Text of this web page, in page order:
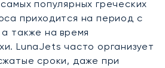
популярных греческих
приходится на период с
также на время
LunaJets часто организует
сроки, даже при